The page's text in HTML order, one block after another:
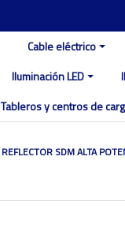
Cable eléctrico
Iluminación LED
Tableros y centros de
REFLECTOR SDM ALTA